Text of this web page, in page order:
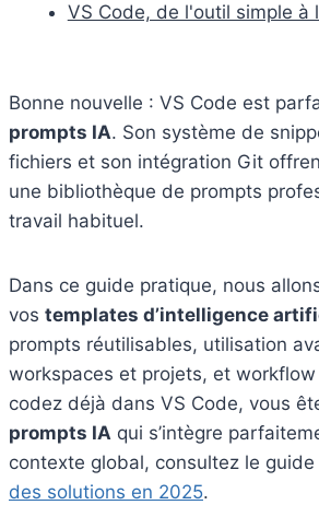
VS Code, de l'outil simple à
Bonne nouvelle : VS Code est
prompts IA. Son système de
fichiers et son intégration Git
une bibliothèque de prompts
travail habituel.
Dans ce guide pratique, nous
vos templates d’intelligence
prompts réutilisables, utilisation
workspaces et projets, et
codez déjà dans VS Code, vous
prompts IA qui s’intègre
contexte global, consultez le guide
des solutions en 2025.